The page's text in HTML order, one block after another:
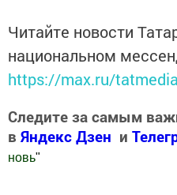
Читайте новости
национальном
https://max.ru/tatmedia
Следите за самым
в Яндекс Дзен и
новь"